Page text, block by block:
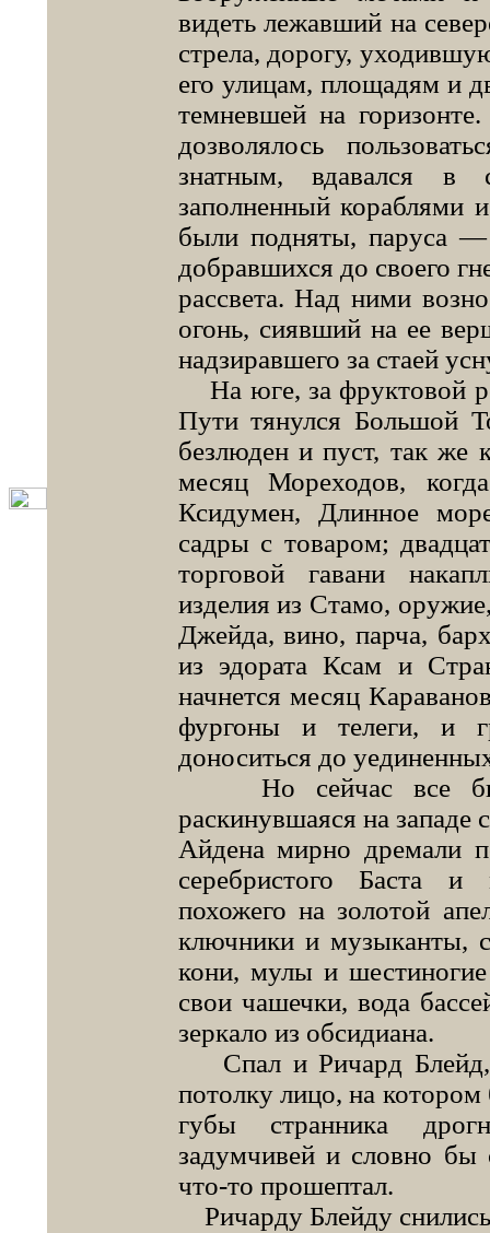
видеть лежавший на
стрела, дорогу,
его улицам, площадям и
темневшей на
дозволялось
знатным, вдавался в
заполненный кораблями
были подняты, паруса —
добравшихся до своего
рассвета. Над ними
огонь, сиявший на ее
надзиравшего за стаей
На юге, за фруктовой
Пути тянулся Большой
безлюден и пуст, так же
месяц Мореходов,
Ксидумен, Длинное
садры с товаром;
торговой гавани
изделия из Стамо,
Джейда, вино, парча,
из эдората Ксам и
начнется месяц
фургоны и телеги, и
доноситься до
Но сейчас все
раскинувшаяся на западе
Айдена мирно дремали
серебристого Баста и
похожего на золотой
ключники и музыканты,
кони, мулы и
свои чашечки, вода
зеркало из обсидиана.
Спал и Ричард Блейд,
потолку лицо, на
губы странника
задумчивей и словно бы
что-то прошептал.
Ричарду Блейду